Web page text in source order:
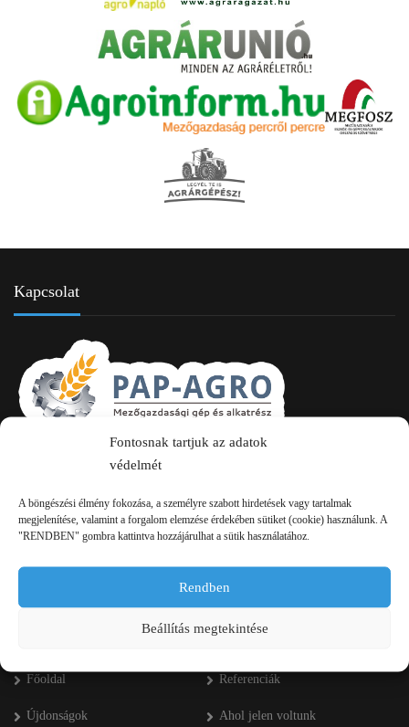
Fontosnak tartjuk az adatok
védelmét
A böngészési élmény fokozása, a személyre szabott hirdetések vagy tartalmak
megjelenítése, valamint a forgalom elemzése érdekében sütiket (cookie) használunk. A
"RENDBEN" gombra kattintva hozzájárulhat a sütik használatához.
Rendben
Beállítás megtekintése
Kapcsolat
2750 Nagykőrös Alsójárás d. 1/a
+36 20 334 43 28
+36 53 552 283
info kukac pap-agro.eu
Főoldal Referenciák
Újdonságok Ahol jelen voltunk